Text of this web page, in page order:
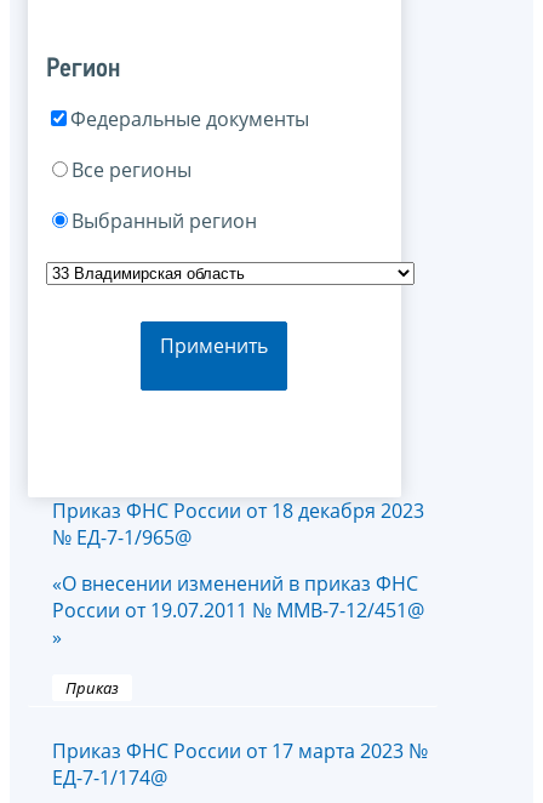
Регион
Федеральные документы
Все регионы
Выбранный регион
Применить
Приказ ФНС России от 18 декабря 2023
№ ЕД-7-1/965@
«О внесении изменений в приказ ФНС
России от 19.07.2011 № ММВ-7-12/451@
»
Приказ
Приказ ФНС России от 17 марта 2023 №
ЕД-7-1/174@